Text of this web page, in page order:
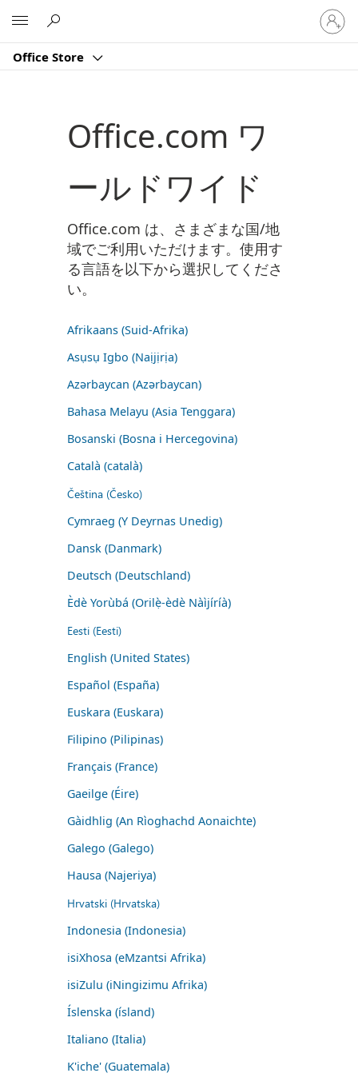
Office Store
ア
カ
ウ
Office.com ワ
ールドワイド
Office.com は、さまざまな国/地
域でご利用いただけます。使用す
る言語を以下から選択してくださ
い。
Afrikaans (Suid-Afrika)
Asụsụ Igbo (Naịjịrịa)
Azərbaycan (Azərbaycan)
Bahasa Melayu (Asia Tenggara)
Bosanski (Bosna i Hercegovina)
Català (català)
Čeština (Česko)
Cymraeg (Y Deyrnas Unedig)
Dansk (Danmark)
Deutsch (Deutschland)
Èdè Yorùbá (Orilẹ̀-èdè Nàìjíríà)
Eesti (Eesti)
English (United States)
Español (España)
Euskara (Euskara)
Filipino (Pilipinas)
Français (France)
Gaeilge (Éire)
Gàidhlig (An Rìoghachd Aonaichte)
Galego (Galego)
Hausa (Najeriya)
Hrvatski (Hrvatska)
Indonesia (Indonesia)
isiXhosa (eMzantsi Afrika)
isiZulu (iNingizimu Afrika)
Íslenska (ísland)
Italiano (Italia)
K'iche' (Guatemala)